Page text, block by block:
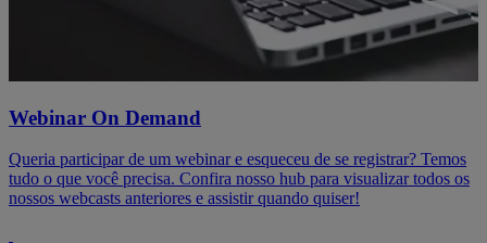
Webinar On Demand
Queria participar de um webinar e esqueceu de se registrar? Temos
tudo o que você precisa. Confira nosso hub para visualizar todos os
nossos webcasts anteriores e assistir quando quiser!